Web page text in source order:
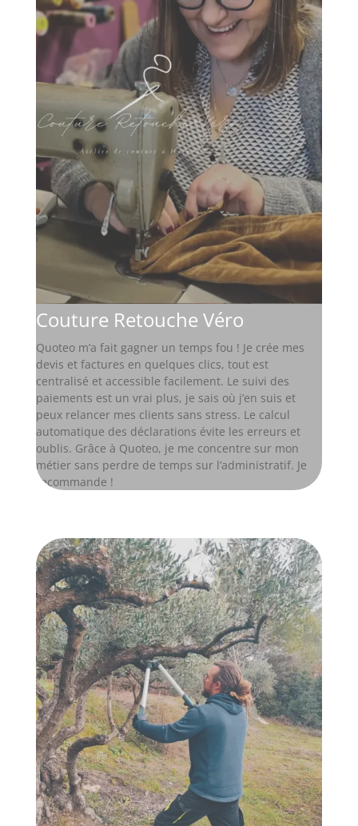
Couture Retouche Véro
Quoteo m’a fait gagner un temps fou ! Je crée mes
devis et factures en quelques clics, tout est
centralisé et accessible facilement. Le suivi des
paiements est un vrai plus, je sais où j’en suis et
peux relancer mes clients sans stress. Le calcul
automatique des déclarations évite les erreurs et
oublis. Grâce à Quoteo, je me concentre sur mon
métier sans perdre de temps sur l’administratif. Je
recommande !